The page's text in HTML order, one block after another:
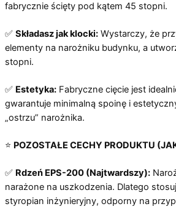
fabrycznie ścięty pod kątem 45 stopni.
✅ Składasz jak klocki: Wystarczy, że
elementy na narożniku budynku, a
stopni.
✅ Estetyka: Fabryczne cięcie jest
gwarantuje minimalną spoinę i
„ostrzu” narożnika.
⭐ POZOSTAŁE CECHY PRODUKTU
✅ Rdzeń EPS-200 (Najtwardszy):
narażone na uszkodzenia. Dlatego
styropian inżynieryjny, odporny na